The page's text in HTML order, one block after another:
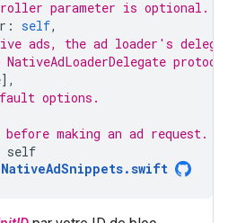
parameter is optional.
: self,
ads, the ad loader's
],
options.
making an ad request.
self
NativeAdSnippets.swift